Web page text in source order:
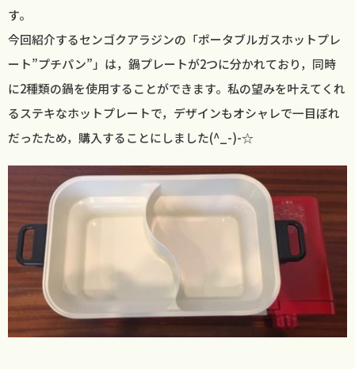
す。
今回紹介するセンゴクアラジンの「ポータブルガスホットプレ
ート”プチパン”」は，鍋プレートが2つに分かれており，同時
に2種類の鍋を使用することができます。私の望みを叶えてくれ
るステキなホットプレートで，デザインもオシャレで一目ぼれ
だったため，購入することにしました(^_-)-☆